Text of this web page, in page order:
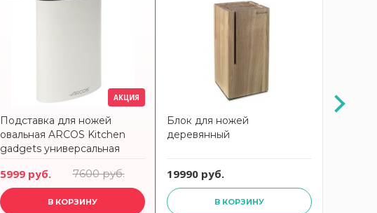
АКЦИЯ
Подставка для ножей
овальная ARCOS Kitchen
gadgets универсальная
5999 руб. 7600 руб.
В КОРЗИНУ
Блок для ножей
деревянный
19990 руб.
В КОРЗИНУ